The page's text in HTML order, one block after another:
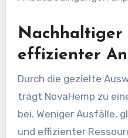
Nachhaltiger
effizienter
Durch die gezielte
trägt NovaHemp zu
bei. Weniger Ausfälle,
und effizienter